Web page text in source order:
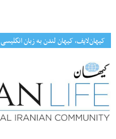
کیهان‌لایف، کیهان لندن به زبان انگلیسی